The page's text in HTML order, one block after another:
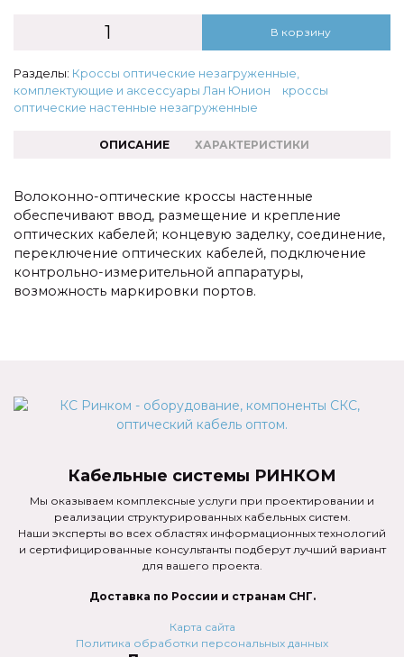
В корзину
Разделы: Кроссы оптические незагруженные,
комплектующие и аксессуары Лан Юнион
кроссы
оптические настенные незагруженные
ОПИСАНИЕ ХАРАКТЕРИСТИКИ
Волоконно-оптические кроссы настенные
обеспечивают ввод, размещение и крепление
оптических кабелей; концевую заделку, соединение,
переключение оптических кабелей, подключение
контрольно-измерительной аппаратуры,
возможность маркировки портов.
Кабельные системы РИНКОМ
Мы оказываем комплексные услуги при проектировании и
реализации структурированных кабельных систем.
Наши эксперты во всех областях информационных технологий
и сертифицированные консультанты подберут лучший вариант
для вашего проекта.
Доставка по России и странам СНГ.
Карта сайта
Политика обработки персональных данных